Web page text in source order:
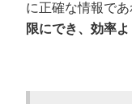
に正確な情報で
限にでき、効率